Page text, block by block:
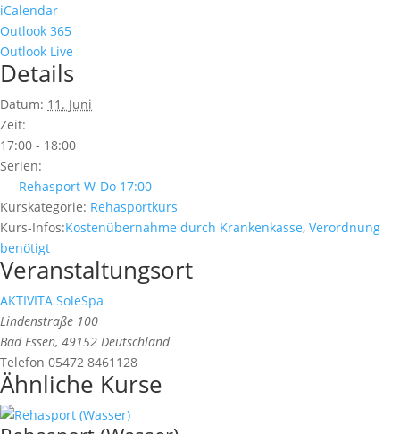
iCalendar
Outlook 365
Outlook Live
Details
Datum: 11. Juni
Zeit:
17:00 - 18:00
Serien:
Rehasport W-Do 17:00
Kurskategorie: Rehasportkurs
Kurs-Infos:Kostenübernahme durch Krankenkasse, Verordnung
benötigt
Veranstaltungsort
AKTIVITA SoleSpa
Lindenstraße 100
Bad Essen, 49152 Deutschland
Telefon 05472 8461128
Ähnliche Kurse